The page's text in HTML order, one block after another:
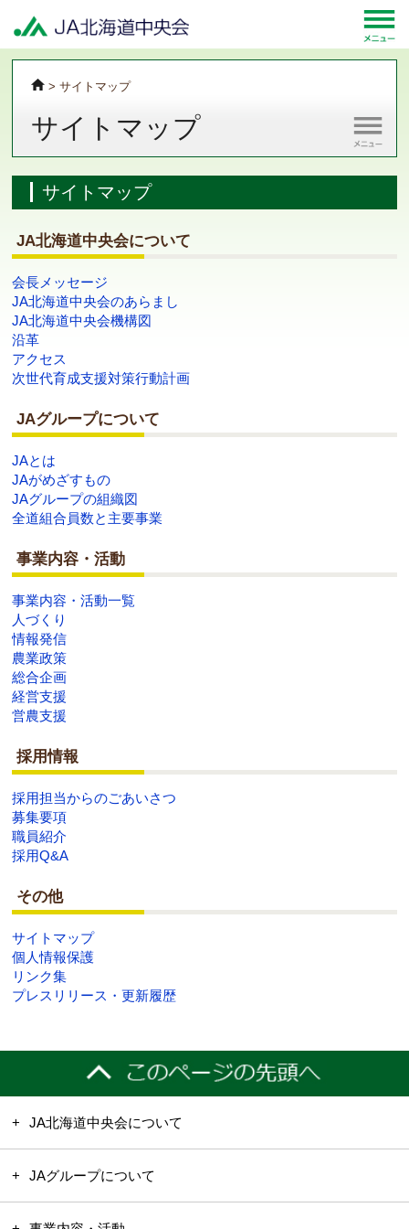
> サイトマップ
サイトマップ
サイトマップ
JA北海道中央会について
会長メッセージ
JA北海道中央会のあらまし
JA北海道中央会機構図
沿革
アクセス
次世代育成支援対策行動計画
JAグループについて
JAとは
JAがめざすもの
JAグループの組織図
全道組合員数と主要事業
事業内容・活動
事業内容・活動一覧
人づくり
情報発信
農業政策
総合企画
経営支援
営農支援
採用情報
採用担当からのごあいさつ
募集要項
職員紹介
採用Q&A
その他
サイトマップ
個人情報保護
リンク集
プレスリリース・更新履歴
JA北海道中央会について
JAグループについて